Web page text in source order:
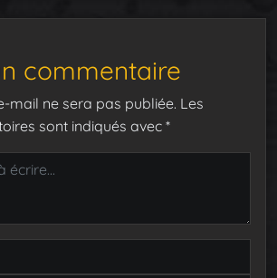
commentaire
mail ne sera pas publiée. Les
sont indiqués avec *